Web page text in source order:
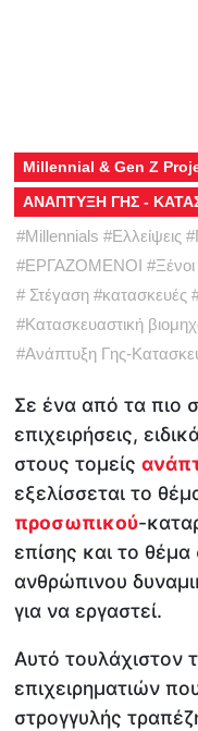
Millennial & Gen Z
ΑΝΑΠΤΥΞΗ ΓΗΣ -
#Millennials #Ελλείψεις #
#ΕΡΓΑΖΟΜΕΝΟΙ #
# Στέγαση #κατασκευές
#Κατασκευαστική
#Ανάπτυξη Γης-
Σε ένα από τα πιο
επιχειρήσεις,
στους τομείς
εξελίσσεται το
προσωπικού-
επίσης και το
ανθρώπινου
για να εργαστεί.
Αυτό τουλάχιστον
επιχειρηματιών
στρογγυλής